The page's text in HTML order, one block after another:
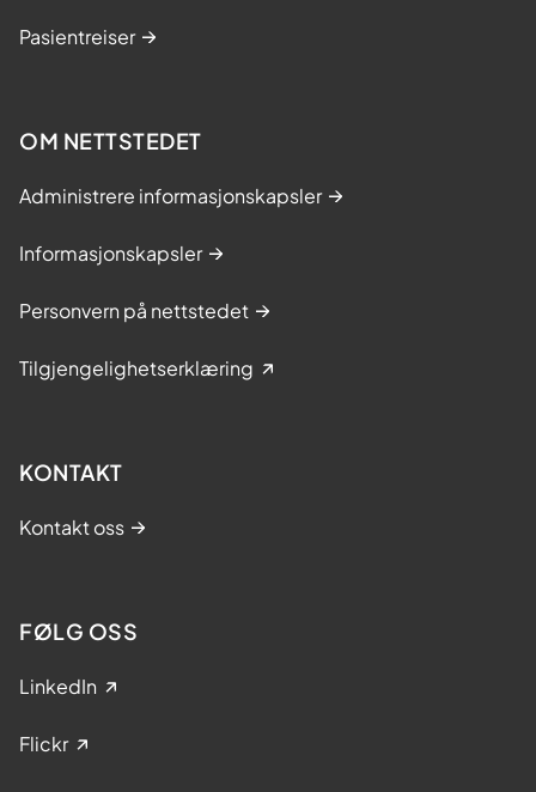
Pasientreiser
OM NETTSTEDET
Administrere informasjonskapsler
Informasjonskapsler
Personvern på nettstedet
Tilgjengelighetserklæring
KONTAKT
Kontakt oss
FØLG OSS
LinkedIn
Flickr